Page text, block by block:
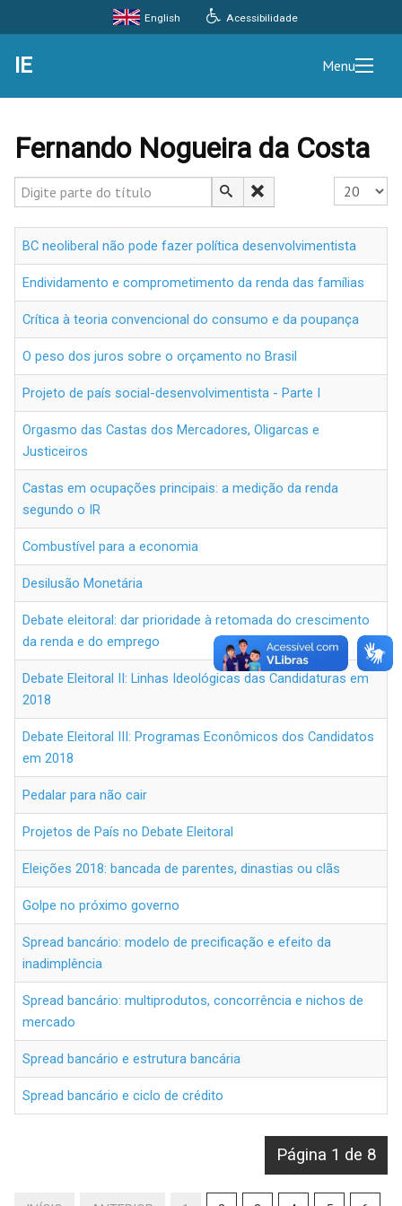
Acessibilidade
English
IE Menu
Fernando Nogueira da Costa
Digite parte do título Exibir #
BC neoliberal não pode fazer política desenvolvimentista
Endividamento e comprometimento da renda das famílias
Crítica à teoria convencional do consumo e da poupança
O peso dos juros sobre o orçamento no Brasil
Projeto de país social-desenvolvimentista - Parte I
Orgasmo das Castas dos Mercadores, Oligarcas e
Justiceiros
Castas em ocupações principais: a medição da renda
segundo o IR
Combustível para a economia
Desilusão Monetária
Debate eleitoral: dar prioridade à retomada do crescimento
da renda e do emprego
Debate Eleitoral II: Linhas Ideológicas das Candidaturas em
2018
Debate Eleitoral III: Programas Econômicos dos Candidatos
em 2018
Pedalar para não cair
Projetos de País no Debate Eleitoral
Eleições 2018: bancada de parentes, dinastias ou clãs
Golpe no próximo governo
Spread bancário: modelo de precificação e efeito da
inadimplência
Spread bancário: multiprodutos, concorrência e nichos de
mercado
Spread bancário e estrutura bancária
Spread bancário e ciclo de crédito
Página 1 de 8